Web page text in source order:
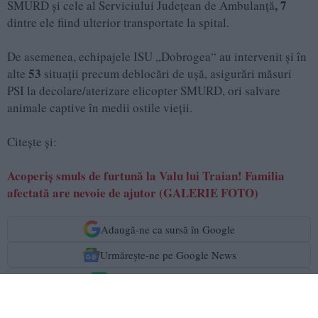
SMURD și cele al Serviciului Județean de Ambulanță, 7
dintre ele fiind ulterior transportate la spital.
De asemenea, echipajele ISU „Dobrogea“ au intervenit și în
alte 53 situații precum deblocări de ușă, asigurări măsuri
PSI la decolare/aterizare elicopter SMURD, ori salvare
animale captive în medii ostile vieții.
Citește și:
Acoperiș smuls de furtună la Valu lui Traian! Familia
afectată are nevoie de ajutor (GALERIE FOTO)
Adaugă-ne ca sursă în Google
Urmărește-ne pe Google News